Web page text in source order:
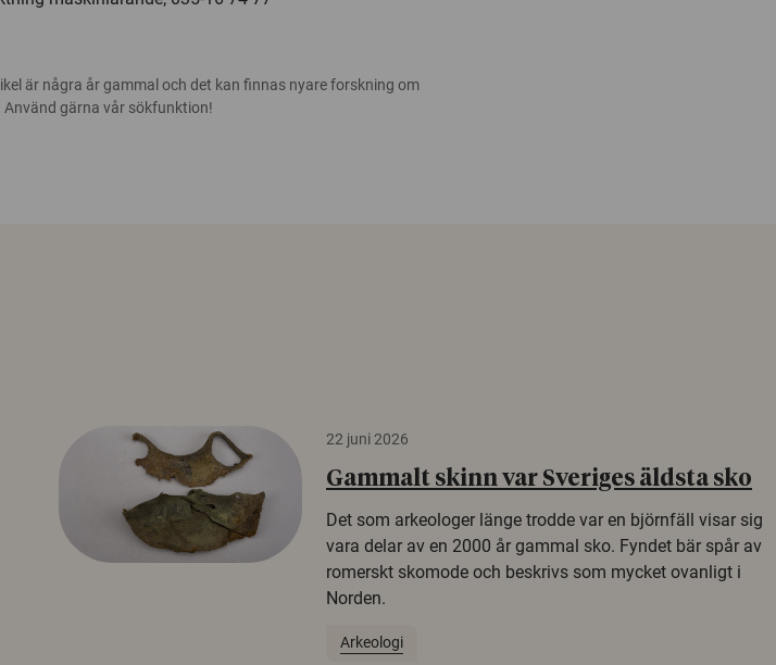
är några år gammal och det kan finnas nyare forskning om
Använd gärna vår sökfunktion!
22 juni 2026
Gammalt skinn var Sveriges äldsta sko
Det som arkeologer länge trodde var en björnfäll visar sig
vara delar av en 2000 år gammal sko. Fyndet bär spår av
romerskt skomode och beskrivs som mycket ovanligt i
Norden.
Arkeologi